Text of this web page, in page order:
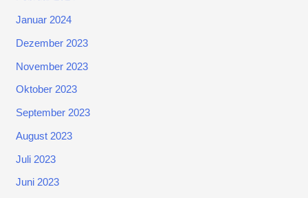
Januar 2024
Dezember 2023
November 2023
Oktober 2023
September 2023
August 2023
Juli 2023
Juni 2023